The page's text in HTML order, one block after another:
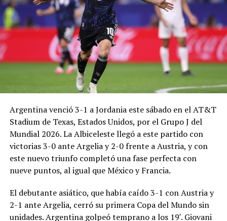
Argentina venció 3-1 a Jordania este sábado en el AT&T
Stadium de Texas, Estados Unidos, por el Grupo J del
Mundial 2026. La Albiceleste llegó a este partido con
victorias 3-0 ante Argelia y 2-0 frente a Austria, y con
este nuevo triunfo completó una fase perfecta con
nueve puntos, al igual que México y Francia.
El debutante asiático, que había caído 3-1 con Austria y
2-1 ante Argelia, cerró su primera Copa del Mundo sin
unidades. Argentina golpeó temprano a los 19′. Giovani